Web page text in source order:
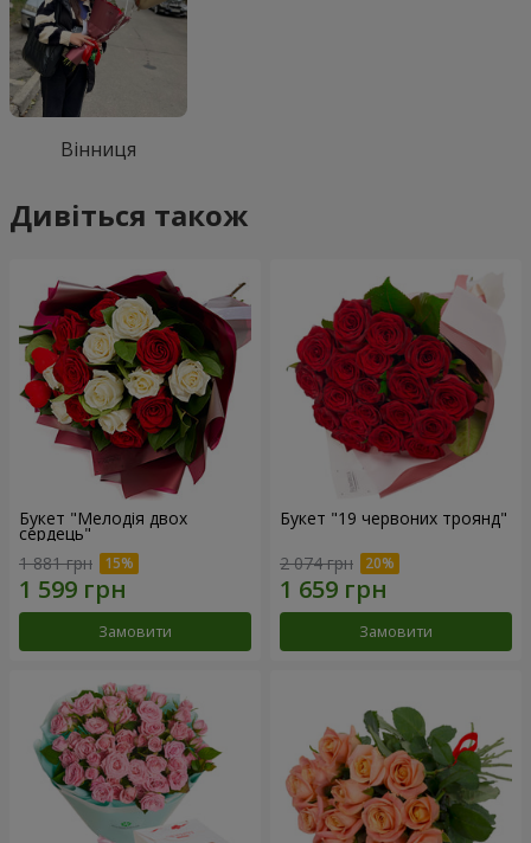
Вінниця
Дивіться також
Букет "Мелодія двох
сердець"
1 881 грн
Замовити
Букет "19 червоних троянд"
2 074 грн
Замовити